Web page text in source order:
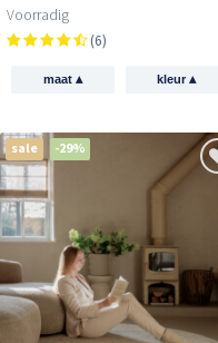
Voorradig
(6)
maat ▴ kleur▴
sale -29%